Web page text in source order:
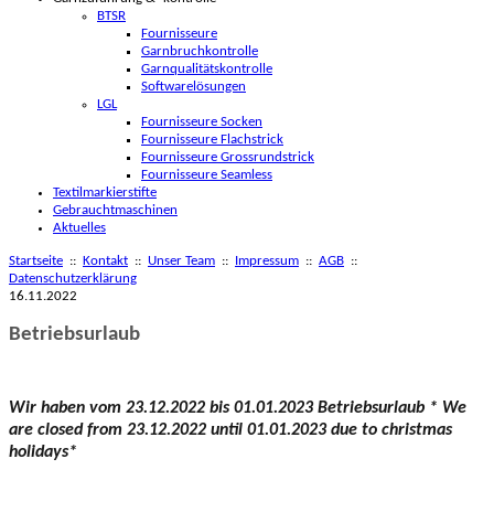
BTSR
Fournisseure
Garnbruchkontrolle
Garnqualitätskontrolle
Softwarelösungen
LGL
Fournisseure Socken
Fournisseure Flachstrick
Fournisseure Grossrundstrick
Fournisseure Seamless
Textilmarkierstifte
Gebrauchtmaschinen
Aktuelles
Startseite :: Kontakt :: Unser Team :: Impressum :: AGB ::
Datenschutzerklärung
16.11.2022
Betriebsurlaub
Wir haben vom 23.12.2022 bis 01.01.2023 Betriebsurlaub * We
are closed from 23.12.2022 until 01.01.2023due to christmas
holidays*